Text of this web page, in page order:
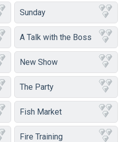
Sunday
A Talk with the Boss
New Show
The Party
Fish Market
Fire Training